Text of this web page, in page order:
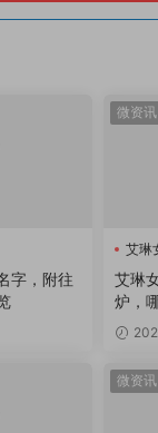
字，附往
微资讯
艾琳
艾琳
炉，
微资讯